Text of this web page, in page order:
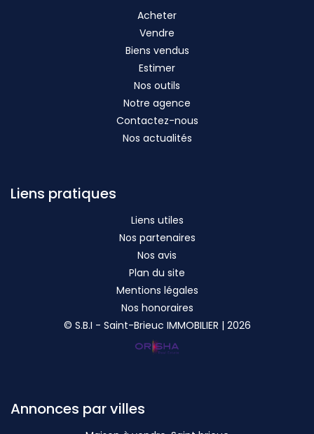
Acheter
Vendre
Biens vendus
Estimer
Nos outils
Notre agence
Contactez-nous
Nos actualités
Liens pratiques
Liens utiles
Nos partenaires
Nos avis
Plan du site
Mentions légales
Nos honoraires
© S.B.I - Saint-Brieuc IMMOBILIER | 2026
Annonces par villes